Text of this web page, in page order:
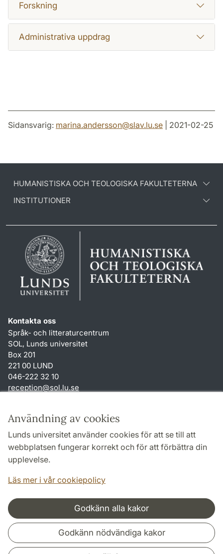
Användning av cookies
Lunds universitet använder cookies för att se till att
webbplatsen fungerar korrekt och för att förbättra din
upplevelse.
Läs mer i vår cookiepolicy
Godkänn alla kakor
Godkänn nödvändiga kakor
Forskning
Administrativa uppdrag
Sidansvarig: marina.andersson@slav.lu.se | 2021-02-25
HUMANISTISKA OCH TEOLOGISKA FAKULTETERNA
INSTITUTIONER
Kontakta oss
Språk- och litteraturcentrum
SOL, Lunds universitet
Box 201
221 00 LUND
046-222 32 10
reception@sol.lu.se
Genvägar
Om webbplatsen och cookies
Behandling av personuppgifter
Tillgänglighetsredogörelse
Samarbeten och nätverk